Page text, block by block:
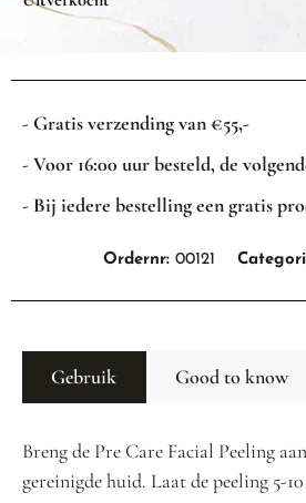
- Gratis verzending van €55,-
- Voor 16:00 uur besteld, de
- Bij iedere bestelling een gratis
Ordernr: 00121
Gebruik Good to know
Breng de Pre Care Facial Peeling
gereinigde huid. Laat de peeling 5-